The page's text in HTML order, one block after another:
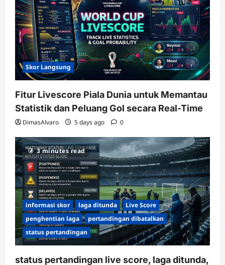
Skor Langsung
Fitur Livescore Piala Dunia untuk Memantau
Statistik dan Peluang Gol secara Real-Time
DimasAlvaro 5 days ago 0
3 minutes read
informasi skor laga ditunda
Live Score
penghentian laga
pertandingan dibatalkan
status pertandingan
status pertandingan live score, laga ditunda,